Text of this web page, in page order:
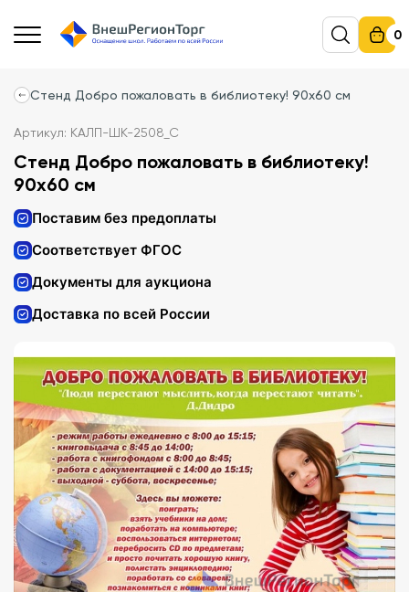
0
Стенд Добро пожаловать в библиотеку! 90х60 см
Артикул: КАЛП-ШК-2508_С
Стенд Добро пожаловать в библиотеку!
90х60 см
Поставим без предоплаты
Соответствует ФГОС
Документы для аукциона
Доставка по всей России